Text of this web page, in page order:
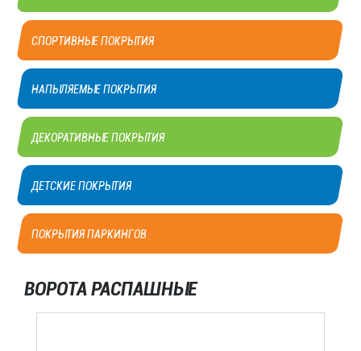
СПОРТИВНЫЕ ПОКРЫТИЯ
НАПЫЛЯЕМЫЕ ПОКРЫТИЯ
ДЕКОРАТИВНЫЕ ПОКРЫТИЯ
ДЕТСКИЕ ПОКРЫТИЯ
ПОКРЫТИЯ ПАРКИНГОВ
ВОРОТА РАСПАШНЫЕ